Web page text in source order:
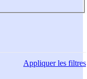
Appliquerles filtres